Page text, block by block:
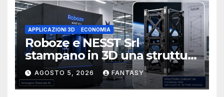
APPLICAZIONI 3D ECONOMIA
Roboze e NESST Srl
stampano in 3D una struttura
CubeSat 3U in Carbon PEEK
AGOSTO 5, 2026 FANTASY